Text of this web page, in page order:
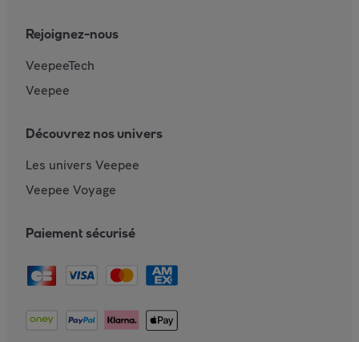
Rejoignez-nous
VeepeeTech
Veepee
Découvrez nos univers
Les univers Veepee
Veepee Voyage
Paiement sécurisé